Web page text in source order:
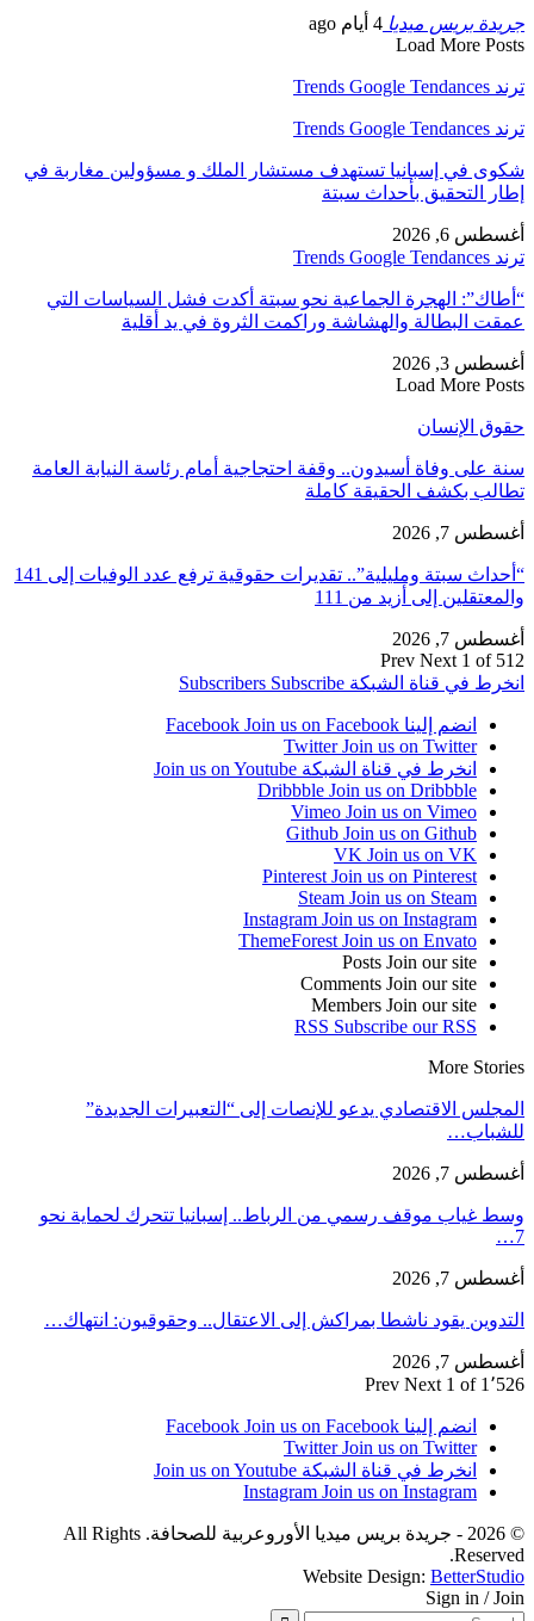
جريدة بريس ميديا 4 أيام ago
Load More Posts
ترند Trends Google Tendances
ترند Trends Google Tendances
شكوى في إسبانيا تستهدف مستشار الملك و مسؤولين مغاربة في
إطار التحقيق بأحداث سبتة
أغسطس 6, 2026
ترند Trends Google Tendances
“أطاك”: الهجرة الجماعية نحو سبتة أكدت فشل السياسات التي
عمقت البطالة والهشاشة وراكمت الثروة في يد أقلية
أغسطس 3, 2026
Load More Posts
حقوق الإنسان
سنة على وفاة أسيدون.. وقفة احتجاجية أمام رئاسة النيابة العامة
تطالب بكشف الحقيقة كاملة
أغسطس 7, 2026
“أحداث سبتة ومليلية”.. تقديرات حقوقية ترفع عدد الوفيات إلى 141
والمعتقلين إلى أزيد من 111
أغسطس 7, 2026
Prev Next 1 of 512
انخرط في قناة الشبكة
Subscribers Subscribe
انضم إلينا Facebook Join us on Facebook
Twitter Join us on Twitter
انخرط في قناة الشبكة Join us on Youtube
Dribbble Join us on Dribbble
Vimeo Join us on Vimeo
Github Join us on Github
VK Join us on VK
Pinterest Join us on Pinterest
Steam Join us on Steam
Instagram Join us on Instagram
ThemeForest Join us on Envato
Posts Join our site
Comments Join our site
Members Join our site
RSS Subscribe our RSS
More Stories
المجلس الاقتصادي يدعو للإنصات إلى “التعبيرات الجديدة”
للشباب…
أغسطس 7, 2026
وسط غياب موقف رسمي من الرباط.. إسبانيا تتحرك لحماية نحو
7…
أغسطس 7, 2026
التدوين يقود ناشطا بمراكش إلى الاعتقال.. وحقوقيون: انتهاك…
أغسطس 7, 2026
Prev Next 1 of 1٬526
انضم إلينا Facebook Join us on Facebook
Twitter Join us on Twitter
انخرط في قناة الشبكة Join us on Youtube
Instagram Join us on Instagram
© 2026 - جريدة بريس ميديا الأوروعربية للصحافة. All Rights
Reserved.
Website Design: BetterStudio
Sign in / Join